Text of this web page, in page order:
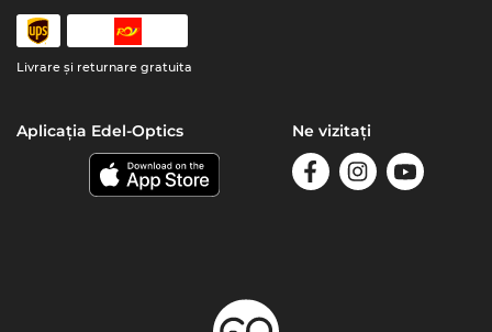
Livrare şi returnare gratuita
Aplicația Edel-Optics Ne vizitați